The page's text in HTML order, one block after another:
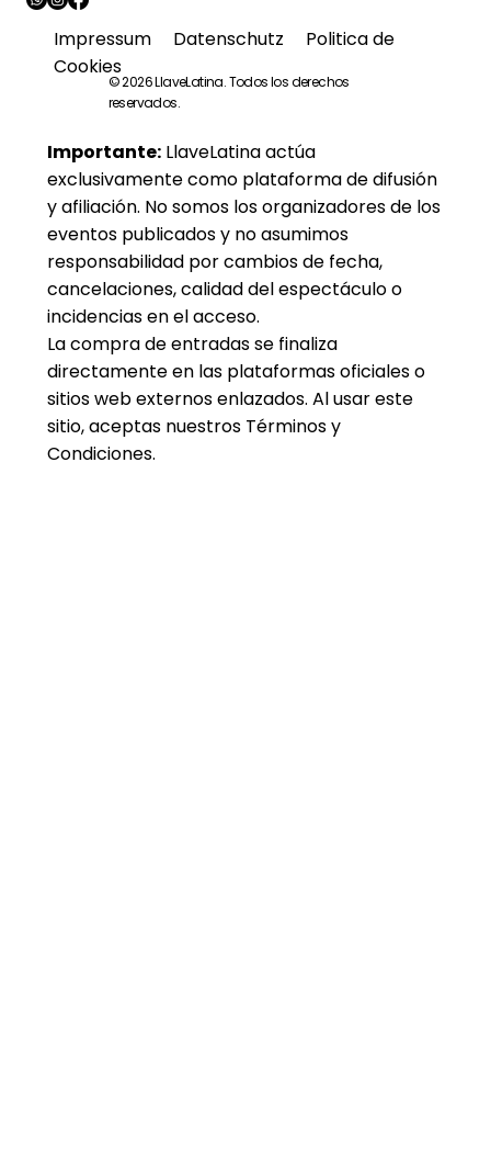
Impressum Datenschutz Politica de
Cookies
© 2026 LlaveLatina. Todos los derechos
reservados.
Importante:LlaveLatina actúa
exclusivamente como plataforma de difusión
y afiliación. No somos los organizadores de los
eventos publicados y no asumimos
responsabilidad por cambios de fecha,
cancelaciones, calidad del espectáculo o
incidencias en el acceso.
La compra de entradas se finaliza
directamente en las plataformas oficiales o
sitios web externos enlazados. Al usar este
sitio, aceptas nuestros Términos y
Condiciones.